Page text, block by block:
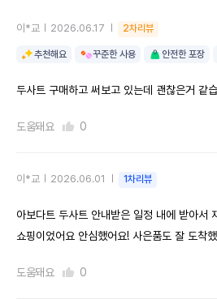
이*교 2026.06.17 2차리뷰
추천해요 꾸준한 사용 안전한 포장
두사트 구매하고 써보고 있는데 괜찮은거 같
도움돼요 0
이*교 2026.06.01 1차리뷰
아보다트 두사트 안내받은 일정 내에 받아서
쇼핑이었어요 안심했어요! 사은품도 잘 도착
도움돼요 0